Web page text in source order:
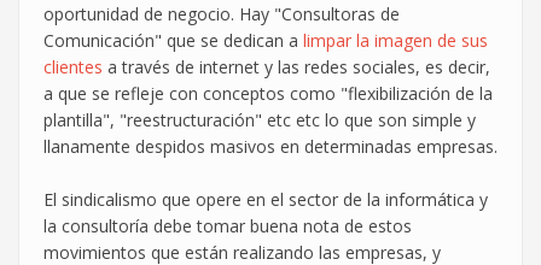
oportunidad de negocio. Hay "Consultoras de
Comunicación" que se dedican a limpar la imagen de sus
clientes a través de internet y las redes sociales, es decir,
a que se refleje con conceptos como "flexibilización de la
plantilla", "reestructuración" etc etc lo que son simple y
llanamente despidos masivos en determinadas empresas.
El sindicalismo que opere en el sector de la informática y
la consultoría debe tomar buena nota de estos
movimientos que están realizando las empresas, y